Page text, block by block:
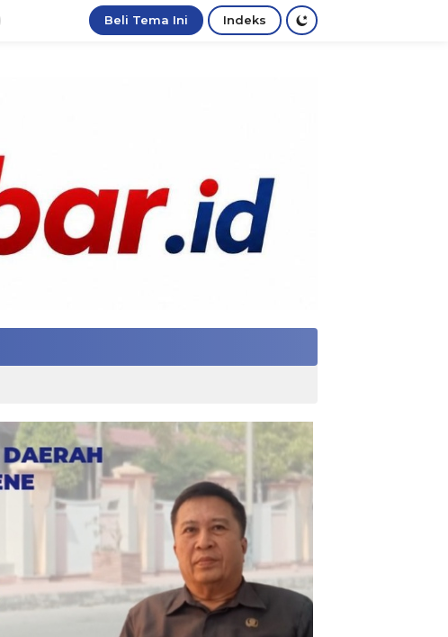
Beli Tema Ini Indeks